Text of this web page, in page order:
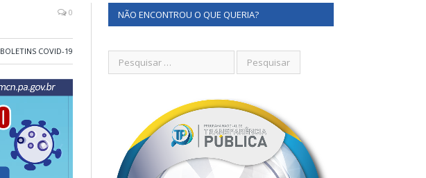
0
BOLETINS COVID-19
NÃO ENCONTROU O QUE QUERIA?